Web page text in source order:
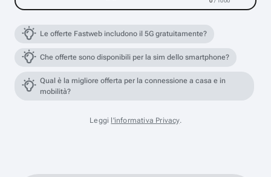
Le offerte Fastweb includono il 5G gratuitamente?
Che offerte sono disponibili per la sim dello smartphone?
Qual è la migliore offerta per la connessione a casa e in
mobilità?
Leggi l'informativa Privacy.